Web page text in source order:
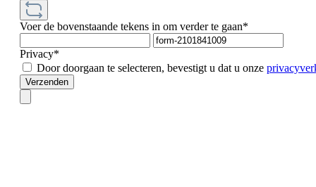
Voer de bovenstaande tekens in om verder te gaan*
Privacy*
Door doorgaan te selecteren, bevestigt u dat u onze
Verzenden